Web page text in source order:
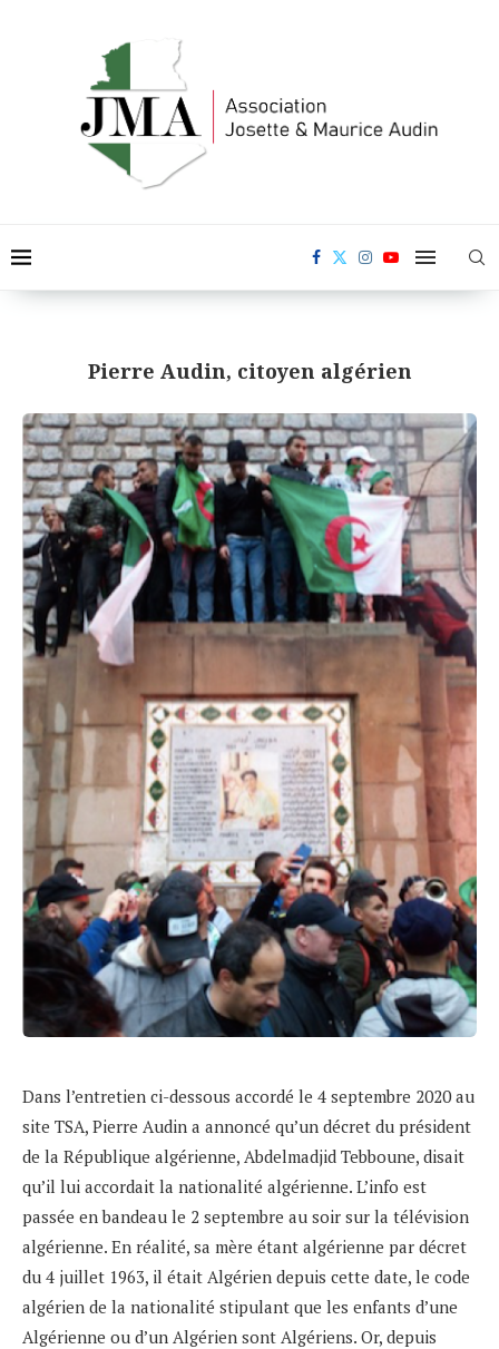
Pierre Audin, citoyen algérien
Dans l’entretien ci-dessous accordé le 4 septembre 2020 au
site TSA, Pierre Audin a annoncé qu’un décret du président
de la République algérienne, Abdelmadjid Tebboune, disait
qu’il lui accordait la nationalité algérienne. L’info est
passée en bandeau le 2 septembre au soir sur la télévision
algérienne. En réalité, sa mère étant algérienne par décret
du 4 juillet 1963, il était Algérien depuis cette date, le code
algérien de la nationalité stipulant que les enfants d’une
Algérienne ou d’un Algérien sont Algériens. Or, depuis